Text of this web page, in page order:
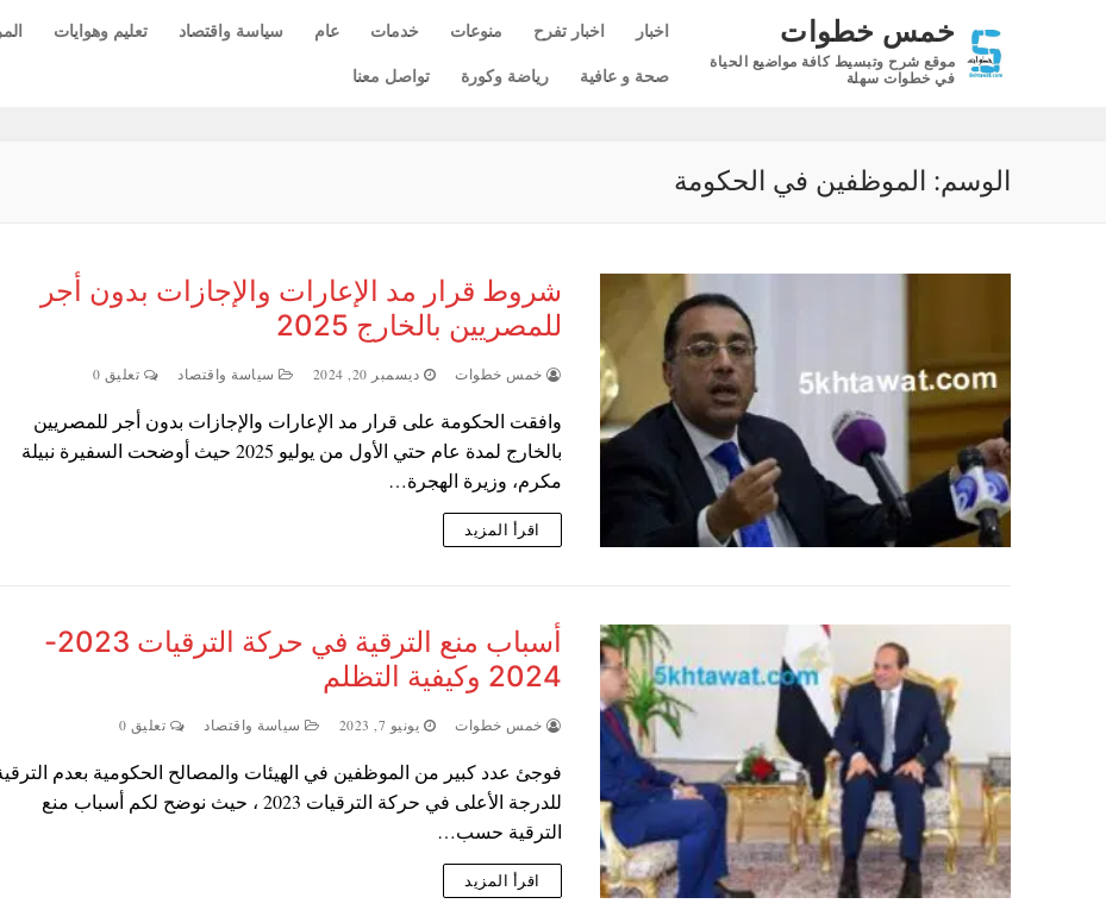
خمس خطوات
موقع شرح وتبسيط كافة مواضيع الحياة
في خطوات سهلة
اخبار اخبار تفرح منوعات خدمات عام سياسة واقتصاد تعليم وهوايات
صحة و عافية
رياضة وكورة تواصل معنا
الوسم: الموظفين في الحكومة
شروط قرار مد الإعارات والإجازات بدون أجر
للمصريين بالخارج 2025
خمس خطوات ديسمبر 20, 2024 سياسة واقتصاد تعليق 0
وافقت الحكومة على قرار مد الإعارات والإجازات بدون أجر للمصريين
بالخارج لمدة عام حتي الأول من يوليو 2025 حيث أوضحت السفيرة نبيلة
مكرم، وزيرة الهجرة…
اقرأ المزيد
أسباب منع الترقية في حركة الترقيات 2023-
2024 وكيفية التظلم
خمس خطوات يونيو 7, 2023 سياسة واقتصاد تعليق 0
فوجئ عدد كبير من الموظفين في الهيئات والمصالح الحكومية بعدم
للدرجة الأعلى في حركة الترقيات 2023 ، حيث نوضح لكم أسباب منع
الترقية حسب…
اقرأ المزيد